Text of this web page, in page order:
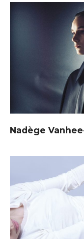
Nadège